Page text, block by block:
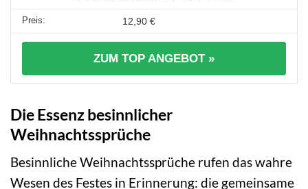
12,90 €
ZUM TOP ANGEBOT »
Die Essenz besinnlicher
Weihnachtssprüche
Besinnliche Weihnachtssprüche rufen das wahre
Wesen des Festes in Erinnerung: die gemeinsame